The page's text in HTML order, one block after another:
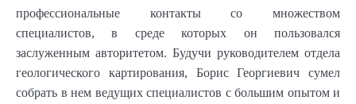
профессиональные контакты со множеством
специалистов, в среде которых он пользовался
заслуженным авторитетом. Будучи руководителем отдела
геологического картирования, Борис Георгиевич сумел
собрать в нем ведущих специалистов с большим опытом и